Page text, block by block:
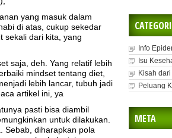
yang masuk dalam
di atas, cukup sekedar
sekali dari kita, yang
saja, deh. Yang relatif lebih
mindset tentang diet,
lebih lancar, tubuh jadi
artikel ini, ya
pasti bisa diambil
untuk dilakukan.
Sebab, diharapkan pola
Info
Isu
Kisah
Peluang
META